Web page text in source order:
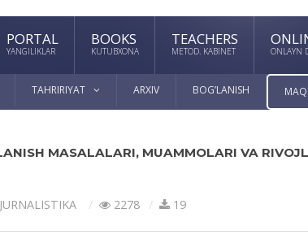
PORTAL
YANGILIKLAR
BOOKS
KUTUBXONA
TEACHERS
METOD. KABINET ONLAYN
TAHRIRIYAT ARXIV BOG’LANISH
MASALALARI, MUAMMOLARI VA
JURNALISTIKA 2278 19